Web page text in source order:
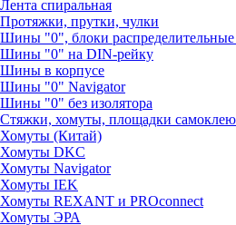
Лента спиральная
Протяжки, прутки, чулки
Шины "0", блоки распределительные
Шины "0" на DIN-рейку
Шины в корпусе
Шины "0" Navigator
Шины "0" без изолятора
Стяжки, хомуты, площадки
Хомуты (Китай)
Хомуты DKC
Хомуты Navigator
Хомуты IEK
Хомуты REXANT и PROconnect
Хомуты ЭРА